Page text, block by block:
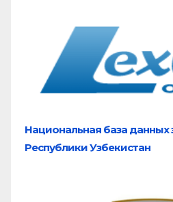
Национальная база данных
Республики Узбекистан